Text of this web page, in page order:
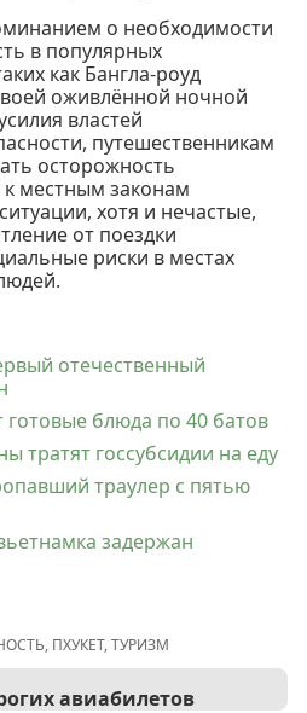
о необходимости
в популярных
как Бангла-роуд
оживлённой ночной
властей
путешественникам
осторожность
местным законам
хотя и нечастые,
от поездки
риски в местах
отечественный
готовые блюда по 40 батов
тратят госсубсидии на еду
траулер с пятью
задержан
, ПХУКЕТ,ТУРИЗМ
авиабилетов